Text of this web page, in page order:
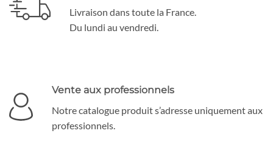
Livraison dans toute la France.
Du lundi au vendredi.
Vente aux professionnels
Notre catalogue produit s’adresse uniquement aux
professionnels.